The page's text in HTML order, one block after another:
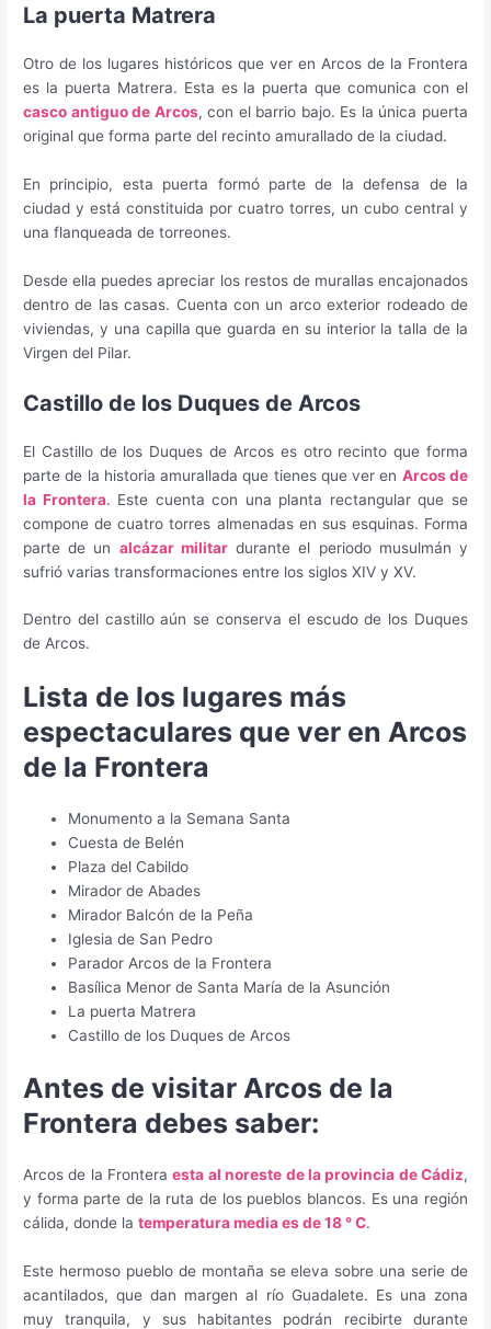
La puerta Matrera
Otro de los lugares históricos que ver en Arcos de la Frontera
es la puerta Matrera. Esta es la puerta que comunica con el
casco antiguo de Arcos, con el barrio bajo. Es la única puerta
original que forma parte del recinto amurallado de la ciudad.
En principio, esta puerta formó parte de la defensa de la
ciudad y está constituida por cuatro torres, un cubo central y
una flanqueada de torreones.
Desde ella puedes apreciar los restos de murallas encajonados
dentro de las casas. Cuenta con un arco exterior rodeado de
viviendas, y una capilla que guarda en su interior la talla de la
Virgen del Pilar.
Castillo de los Duques de Arcos
El Castillo de los Duques de Arcos es otro recinto que forma
parte de la historia amurallada que tienes que ver en Arcos de
la Frontera. Este cuenta con una planta rectangular que se
compone de cuatro torres almenadas en sus esquinas. Forma
parte de un alcázar militardurante el periodo musulmán y
sufrió varias transformaciones entre los siglos XIV y XV.
Dentro del castillo aún se conserva el escudo de los Duques
de Arcos.
Lista de los lugares más
espectaculares que ver en Arcos
de la Frontera
Monumento a la Semana Santa
Cuesta de Belén
Plaza del Cabildo
Mirador de Abades
Mirador Balcón de la Peña
Iglesia de San Pedro
Parador Arcos de la Frontera
Basílica Menor de Santa María de la Asunción
La puerta Matrera
Castillo de los Duques de Arcos
Antes de visitar Arcos de la
Frontera debes saber:
Arcos de la Fronteraesta al noreste de la provincia de Cádiz,
y forma parte de la ruta de los pueblos blancos. Es una región
cálida, donde latemperatura media es de 18 ° C.
Este hermoso pueblo de montaña se eleva sobre una serie de
acantilados, que dan margen al río Guadalete. Es una zona
muy tranquila, y sus habitantes podrán recibirte durante